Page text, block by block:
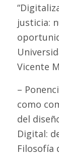
justicia:
Vicente
–
como
del
Digital:
Filosofía